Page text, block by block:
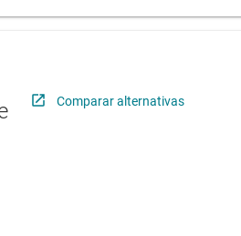
Comparar alternativas